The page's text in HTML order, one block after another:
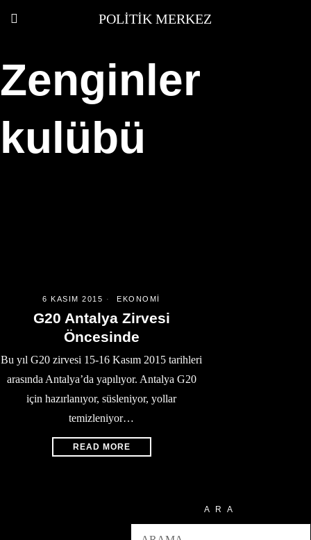
POLITIK MERKEZ
Zenginler
kulübü
6 KASIM 2015 EKONOMI
G20 Antalya Zirvesi
Öncesinde
Bu yıl G20 zirvesi 15-16 Kasım 2015 tarihleri
arasında Antalya’da yapılıyor. Antalya G20
için hazırlanıyor, süsleniyor, yollar
temizleniyor…
READ MORE
ARA